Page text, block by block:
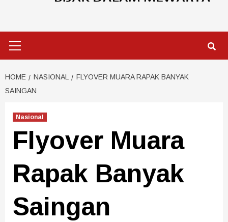
HOME NASIONAL
FLYOVER MUARA RAPAK BANYAK
SAINGAN
Nasional
Flyover Muara
Rapak Banyak
Saingan